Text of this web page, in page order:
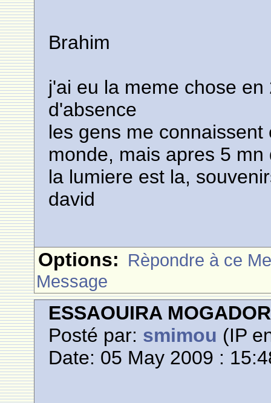
Brahim
j'ai eu la meme chose
d'absence
les gens me
monde, mais apres 5 mn
la lumiere est la,
david
Options: Rèpondre à ce
Message
ESSAOUIRA MOGADOR
Posté par: smimou (IP
Date: 05 May 2009 :